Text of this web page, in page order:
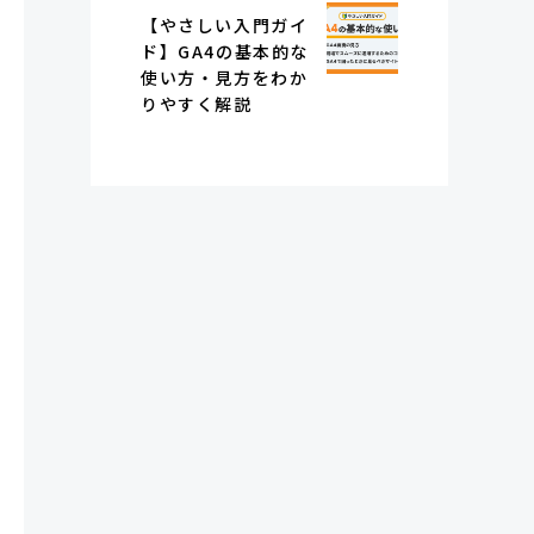
【やさしい入門ガイ
ド】GA4の基本的な
使い方・見方をわか
りやすく解説